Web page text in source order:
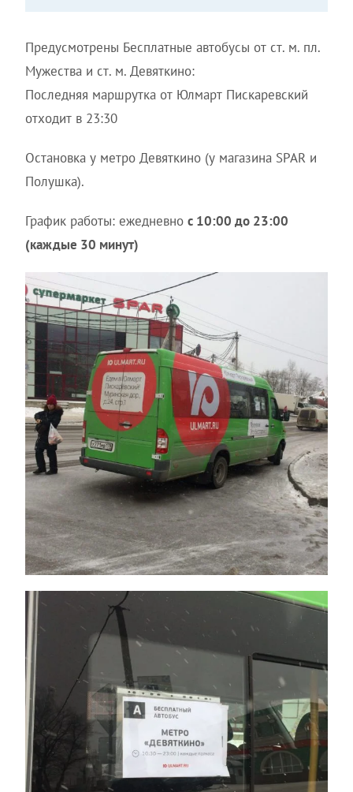
Предусмотрены Бесплатные автобусы от ст. м. пл.
Мужества и ст. м. Девяткино:
Последняя маршрутка от Юлмарт Пискаревский
отходит в 23:30
Остановка у метро Девяткино (у магазина SPAR и
Полушка).
График работы: ежедневно с 10:00 до 23:00
(каждые 30 минут)